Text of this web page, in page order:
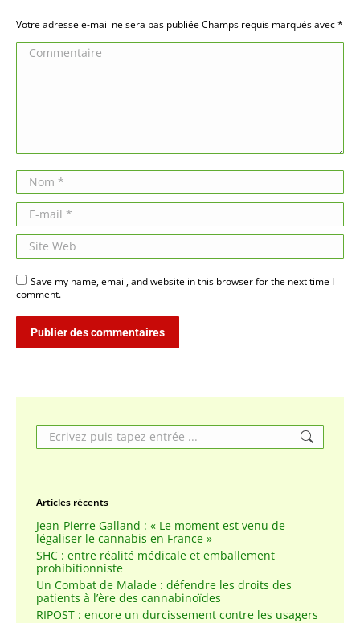
Votre adresse e-mail ne sera pas publiée Champs requis marqués avec*
Commentaire
Nom *
E-mail *
Site Web
Save my name, email, and website in this browser for the next time I
comment.
Publier des commentaires
Search:
Articles récents
Jean-Pierre Galland : « Le moment est venu de
légaliser le cannabis en France »
SHC : entre réalité médicale et emballement
prohibitionniste
Un Combat de Malade : défendre les droits des
patients à l’ère des cannabinoïdes
RIPOST : encore un durcissement contre les usagers